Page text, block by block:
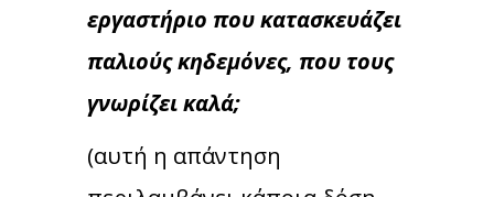
εργαστήριο που κατασκευάζει
παλιούς κηδεμόνες, που τους
γνωρίζει καλά;
(αυτή η απάντηση